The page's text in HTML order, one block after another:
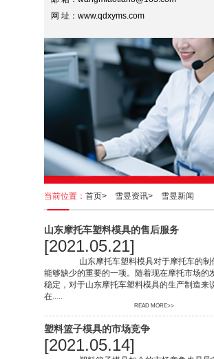
网 址：www.qdxyms.com
当前位置： 首页> 雪昱资讯> 雪昱新闻
山东摩托车塑料模具的售后服务
[2021.05.21]
山东摩托车塑料模具对于摩托车的制
能够缺少的重要的一项。随着现在摩托市场的
稳定，对于山东摩托车塑料模具的生产制造来
在.....
READ MORE>>
塑料篮子模具的市场竞争
[2021.05.14]